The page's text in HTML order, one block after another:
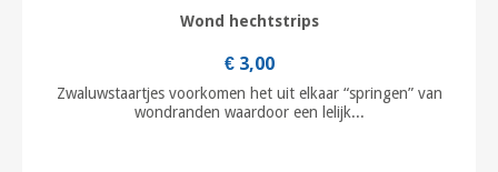
Wond hechtstrips
€ 3,00
Zwaluwstaartjes voorkomen het uit elkaar “springen” van
wondranden waardoor een lelijk...